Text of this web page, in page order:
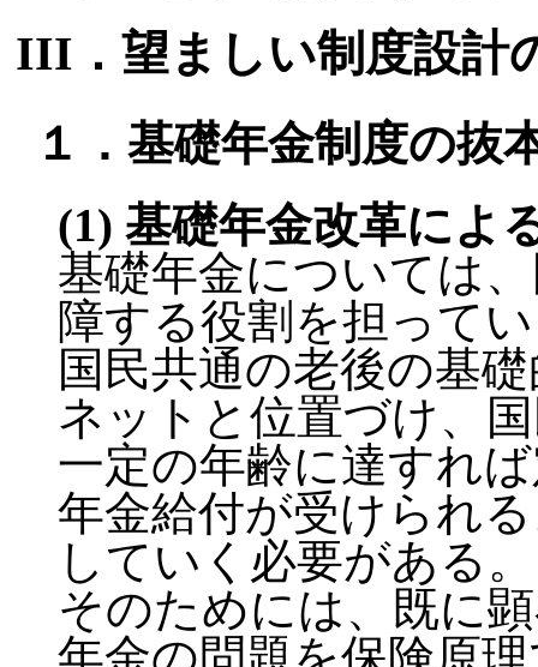
III．望ましい制度設計
１．基礎年金制度の抜
(1) 基礎年金改革によ
基礎年金については
障する役割を担って
国民共通の老後の基
ネットと位置づけ、
一定の年齢に達すれ
年金給付が受けられ
していく必要がある。
そのためには、既に